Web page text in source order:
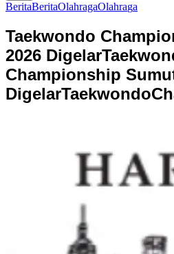
BeritaBeritaOlahragaOlahraga
Taekwondo
2026 Digelar
Championship
DigelarTaekwondoCh